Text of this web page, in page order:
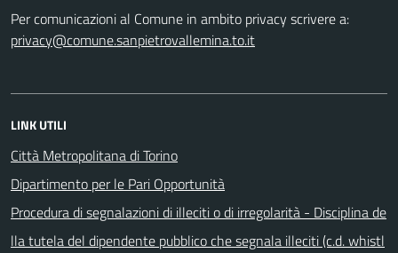
Per comunicazioni al Comune in ambito privacy scrivere a:
privacy@comune.sanpietrovallemina.to.it
LINK UTILI
Città Metropolitana di Torino
Dipartimento per le Pari Opportunità
Procedura di segnalazioni di illeciti o di irregolarità - Disciplina de
lla tutela del dipendente pubblico che segnala illeciti (c.d. whistl